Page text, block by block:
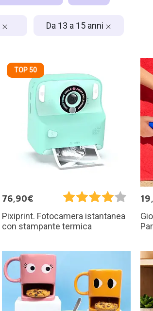
Da 13 a 15 anni
TOP 50
76,90€
Pixiprint. Fotocamera istantanea
con stampante termica